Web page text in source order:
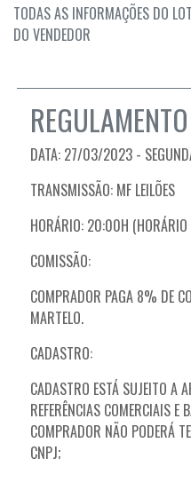
TODAS AS INFORMAÇÕES DO
DO VENDEDOR
REGULAMENTO
DATA: 27/03/2023 -
TRANSMISSÃO: MF LEILÕES
HORÁRIO: 20:00H (HORÁRIO
COMISSÃO:
COMPRADOR PAGA 8% DE
MARTELO.
CADASTRO:
CADASTRO ESTÁ SUJEITO A
REFERÊNCIAS COMERCIAIS E
COMPRADOR NÃO PODERÁ
CNPJ;